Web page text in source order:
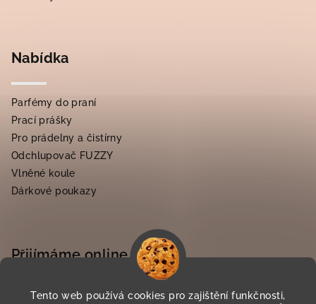
Tento web používá cookies pro zajištění funkčnosti,
Nabídka
Parfémy do praní
Prací prášky
Pro prádelny a čistírny
Odchlupovač FUZZY
Vlněné koule
Dárkové poukazy
Přijímáme online platby